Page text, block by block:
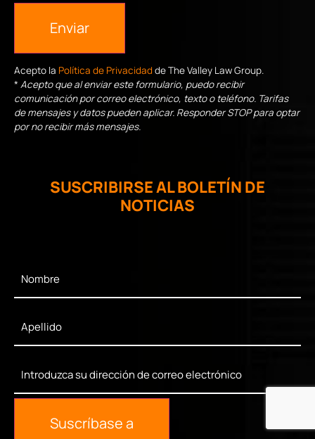
Enviar
Acepto la Política de Privacidad de The Valley Law Group.
* Acepto que al enviar este formulario, puedo recibir
comunicación por correo electrónico, texto o teléfono. Tarifas
de mensajes y datos pueden aplicar. Responder STOP para optar
por no recibir más mensajes.
SUSCRIBIRSE AL BOLETÍN DE
NOTICIAS
Name *
Name *
Your
Suscríbase a